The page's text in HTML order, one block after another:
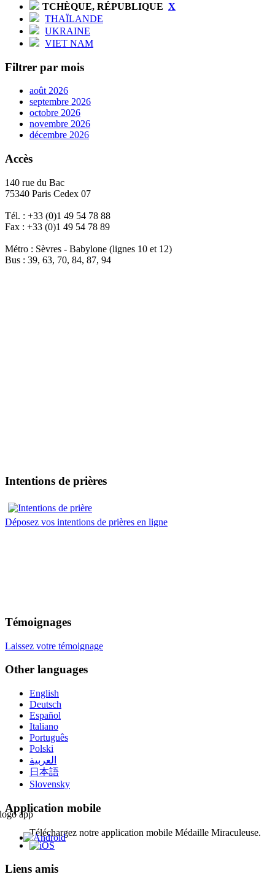
TCHÈQUE, RÉPUBLIQUE X
THAÏLANDE
UKRAINE
VIET NAM
Filtrer par mois
août 2026
septembre 2026
octobre 2026
novembre 2026
décembre 2026
Accès
140 rue du Bac
75340 Paris Cedex 07
Tél. : +33 (0)1 49 54 78 88
Fax : +33 (0)1 49 54 78 89
Métro : Sèvres - Babylone (lignes 10 et 12)
Bus : 39, 63, 70, 84, 87, 94
Intentions de prières
Déposez vos intentions de prières en ligne
Témoignages
Laissez votre témoignage
Other languages
English
Deutsch
Español
Italiano
Português
Polski
العربية
日本語
Slovensky
Application mobile
Téléchargez notre application mobile Médaille Miraculeuse.
Liens amis